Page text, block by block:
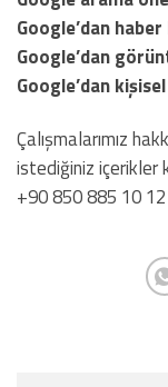
Google’dan
Google’dan
Google’dan
Çalışmalarımız
istediğiniz içerikler
+90 850 885 10 12